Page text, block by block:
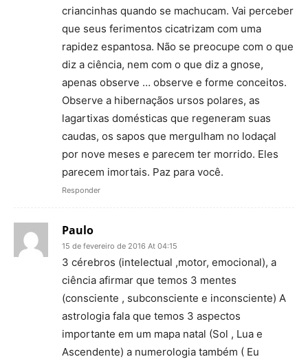
criancinhas quando se machucam. Vai perceber
que seus ferimentos cicatrizam com uma
rapidez espantosa. Não se preocupe com o que
diz a ciência, nem com o que diz a gnose,
apenas observe … observe e forme conceitos.
Observe a hibernaçãos ursos polares, as
lagartixas domésticas que regeneram suas
caudas, os sapos que mergulham no lodaçal
por nove meses e parecem ter morrido. Eles
parecem imortais. Paz para você.
Responder
Paulo
15 de fevereiro de 2016 At 04:15
3 cérebros (intelectual ,motor, emocional), a
ciência afirmar que temos 3 mentes
(consciente , subconsciente e inconsciente) A
astrologia fala que temos 3 aspectos
importante em um mapa natal (Sol , Lua e
Ascendente) a numerologia também ( Eu